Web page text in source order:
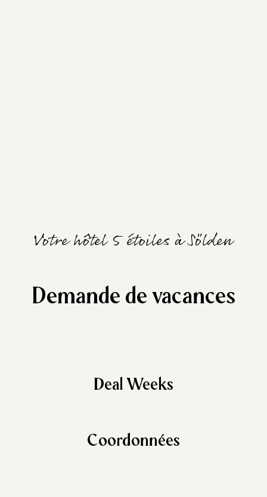
Votre hôtel 5 étoiles à Sölden
Demande de vacances
Deal Weeks
Coordonnées